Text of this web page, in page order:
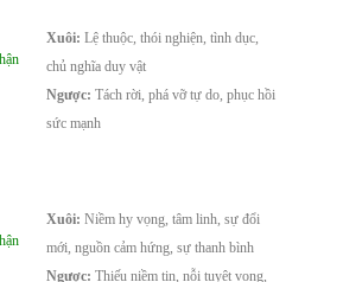
Xuôi: Lệ thuộc, thói nghiện, tình dục,
chủ nghĩa duy vật
Ngược: Tách rời, phá vỡ tự do, phục hồi
sức mạnh
Xuôi: Niềm hy vọng, tâm linh, sự đổi
mới, nguồn cảm hứng, sự thanh bình
Ngược: Thiếu niềm tin, nỗi tuyệt vọng,